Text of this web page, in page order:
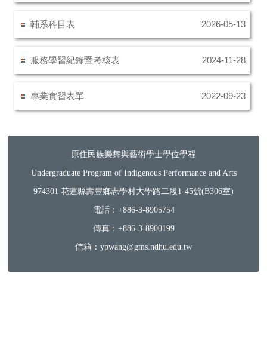
輔系科目表 2026-05-13
服務學習紀錄暨考核表 2024-11-28
專業實習表單 2022-09-23
原住民族樂舞與藝術學士學位學程
Undergraduate Program of Indigenous Performance and Arts
974301 花蓮縣壽豐鄉志學村大學路二段1-45號(B306室)
電話：+886-3-8905754
傳真：+886-3-8900199
信箱：ypwang@gms.ndhu.edu.tw